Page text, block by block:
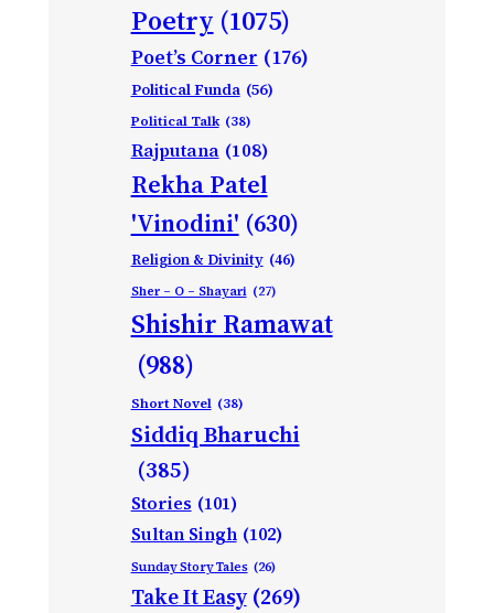
Poetry (1075)
Poet’s Corner (176)
Political Funda (56)
Political Talk (38)
Rajputana (108)
Rekha Patel
'Vinodini' (630)
Religion & Divinity (46)
Sher – O – Shayari (27)
Shishir Ramawat
(988)
Short Novel (38)
Siddiq Bharuchi
(385)
Stories (101)
Sultan Singh (102)
Sunday Story Tales (26)
Take It Easy (269)